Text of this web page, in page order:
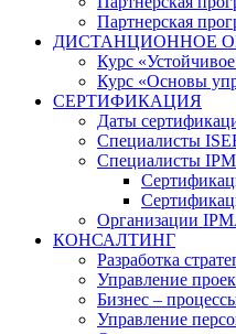
Партнерская
ДИСТАНЦИОННОЕ
Курс
Курс «Основы
СЕРТИФИКАЦИЯ
Даты
Специалисты
Специалисты
Организации
КОНСАЛТИНГ
Разработка
Управление
Бизнес –
Управление